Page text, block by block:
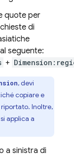
quote per
di
seguente:
+
, devi
copiare e
Inoltre,
applica a
a sinistra di